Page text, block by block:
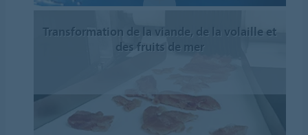
Transformation de la viande, de la volaille et
des fruits de mer